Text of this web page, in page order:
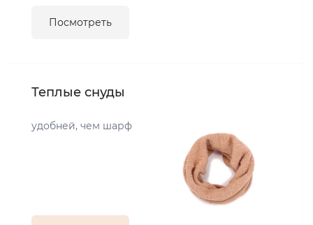
Посмотреть
Теплые снуды
удобней, чем шарф